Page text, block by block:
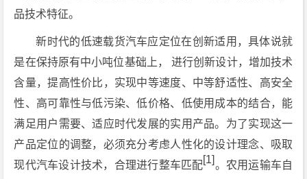
品技术特征。
新时代的低速载货汽车应定位在创新适用，具体说就
是在保持原有中小吨位基础上， 进行创新设计，增加技术
含量，提高性价比，实现中等速度、中等舒适性、高安全
性、高可靠性与低污染、低价格、低使用成本的结合，能
满足用户需要、适应时代发展的实用产品。为了实现这一
产品定位的调整，必须充分考虑人性化的设计理念、吸取
现代汽车设计技术，合理进行整车匹配[1]。农用运输车自